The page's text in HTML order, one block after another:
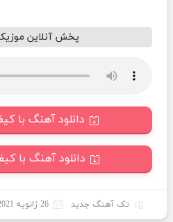
پخش آنلاین
دانلود آهنگ با
دانلود آهنگ با
تک آهنگ جدید 26 ژانویه 2021